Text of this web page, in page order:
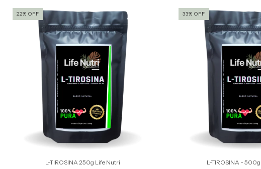
22% OFF
L-TIROSINA 250g Life Nutri
33% OFF
L-TIROSINA -